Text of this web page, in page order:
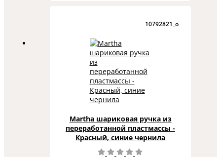
10792821_o
Martha шариковая ручка из
переработанной пластмассы -
Красный, синие чернила